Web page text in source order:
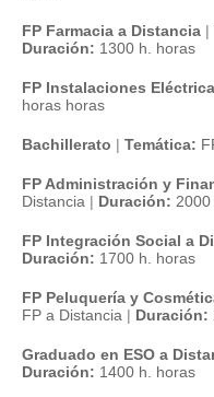
FP Farmacia a Distancia |
Duración: 1300 h. horas
FP Instalaciones
horas horas
Bachillerato | Temática:
FP Administración y
Distancia | Duración:
FP Integración Social a
Duración: 1700 h. horas
FP Peluquería y
FP a Distancia | Duración:
Graduado en ESO a
Duración: 1400 h. horas